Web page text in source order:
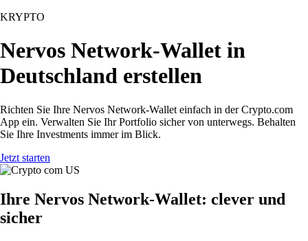
KRYPTO
Nervos Network-Wallet in
Deutschland erstellen
Richten Sie Ihre Nervos Network-Wallet einfach in der Crypto.com
App ein. Verwalten Sie Ihr Portfolio sicher von unterwegs. Behalten
Sie Ihre Investments immer im Blick.
Jetzt starten
Ihre Nervos Network-Wallet: clever und
sicher